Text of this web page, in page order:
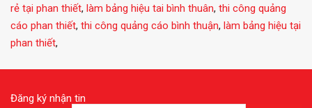
rẻ tại phan thiết, làm bảng hiệu tai bình thuân, thi công quảng
cáo phan thiết, thi công quảng cáo bình thuận, làm bảng hiệu tại
phan thiết,
Đăng ký nhận tin